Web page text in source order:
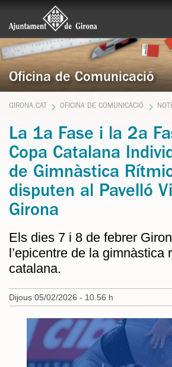
Oficina de Comunicació
GIRONA.CAT OFICINA DE COMUNICACIÓ
La 1a Fase i la 2a
Copa Catalana
de Gimnàstica
disputen al Pavelló
Girona
Els dies 7 i 8 de febrer
l’epicentre de la gimnàstica
catalana.
Dijous 05/02/2026 - 10.56 h